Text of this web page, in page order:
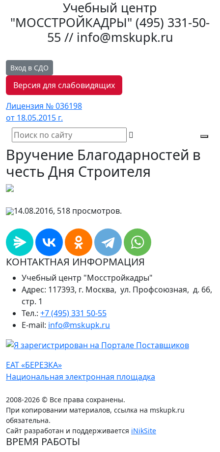
Учебный центр
"МОССТРОЙКАДРЫ" (495) 331-50-
55 // info@mskupk.ru
Вход в СДО
Версия для слабовидящих
Лицензия № 036198
от 18.05.2015 г.
Вручение Благодарностей в
честь Дня Строителя
14.08.2016, 518 просмотров.
КОНТАКТНАЯ ИНФОРМАЦИЯ
Учебный центр "Мосстройкадры"
Адрес: 117393, г. Москва, ул. Профсоюзная, д. 66,
стр. 1
Тел.: +7 (495) 331 50-55
E-mail: info@mskupk.ru
ЕАТ «БЕРЕЗКА»
Национальная электронная площадка
2008-2026 © Все права сохранены.
При копировании материалов, ссылка на mskupk.ru
обязательна.
Сайт разработан и поддерживается iNikSite
ВРЕМЯ РАБОТЫ